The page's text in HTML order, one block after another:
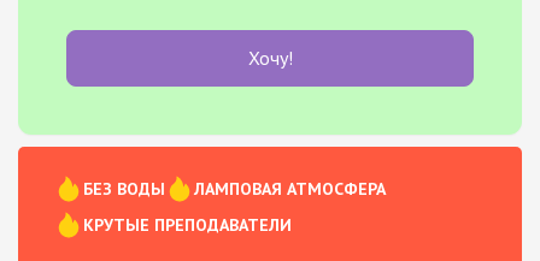
Хочу!
БЕЗ ВОДЫ
ЛАМПОВАЯ АТМОСФЕРА
КРУТЫЕ ПРЕПОДАВАТЕЛИ